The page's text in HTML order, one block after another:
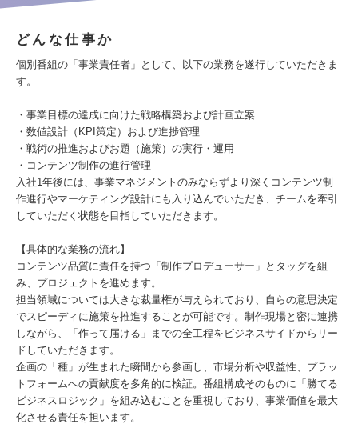
どんな仕事か
個別番組の「事業責任者」として、以下の業務を遂行していただきま
す。
・事業目標の達成に向けた戦略構築および計画立案
・数値設計（KPI策定）および進捗管理
・戦術の推進およびお題（施策）の実行・運用
・コンテンツ制作の進行管理
入社1年後には、事業マネジメントのみならずより深くコンテンツ制
作進行やマーケティング設計にも入り込んでいただき、チームを牽引
していただく状態を目指していただきます。
【具体的な業務の流れ】
コンテンツ品質に責任を持つ「制作プロデューサー」とタッグを組
み、プロジェクトを進めます。
担当領域については大きな裁量権が与えられており、自らの意思決定
でスピーディに施策を推進することが可能です。制作現場と密に連携
しながら、「作って届ける」までの全工程をビジネスサイドからリー
ドしていただきます。
企画の「種」が生まれた瞬間から参画し、市場分析や収益性、プラッ
トフォームへの貢献度を多角的に検証。番組構成そのものに「勝てる
ビジネスロジック」を組み込むことを重視しており、事業価値を最大
化させる責任を担います。